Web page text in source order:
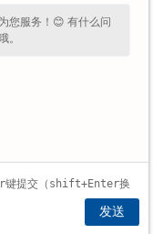
您服务！😊 有什么问
。
发送